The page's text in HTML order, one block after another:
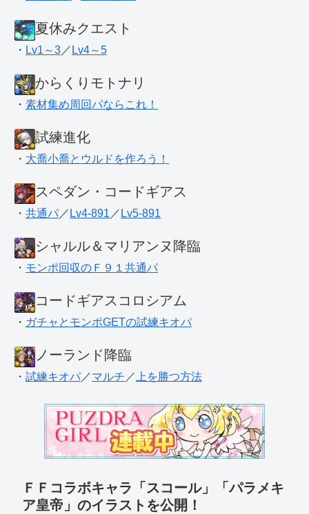
夏休みクエスト
・ Lv1～3 ／ Lv4～5
からくりモトナリ
・ 素材集め周回パならこれ！
試練進化
・ 大喬小喬とウルドを作ろう！
スペダン・コードギアス
・ 共通パ ／ Lv4-891 ／ Lv5-891
シャルル＆マリアンヌ降臨
・ モンポ回収のＦ９１共通パ
コードギアスコロシアム
・ ガチャとモンポGETの試練キオパ
ノーランド降臨
・ 試練キオパ ／マルチ ／ 上を勝つ方法
ＦＦコラボキャラ「スコール」「パラメキ
ア皇帝」のイラストを公開！